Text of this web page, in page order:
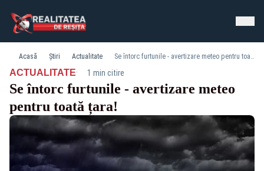
Acasă Știri Actualitate Se întorc furtunile - avertizare meteo pentru toată țara!
ACTUALITATE· 1 min citire
Se întorc furtunile - avertizare meteo
pentru toată țara!